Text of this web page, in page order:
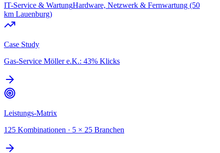
IT-Service & WartungHardware, Netzwerk & Fernwartung (50
km Lauenburg)
Case Study
Gas-Service Möller e.K.: 43% Klicks
Leistungs-Matrix
125 Kombinationen · 5 × 25 Branchen